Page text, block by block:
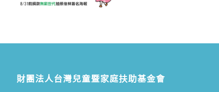
財團法人台灣兒童暨家庭扶助基金會